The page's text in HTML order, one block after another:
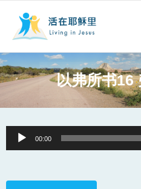
事工概要
阅读文章
以弗所书16
Audio
Player
00:00